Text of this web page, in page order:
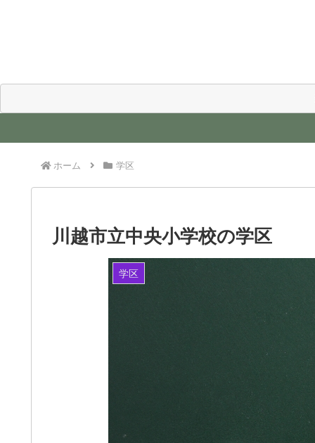
ホーム 学区
川越市立中央小学校の学区
学区